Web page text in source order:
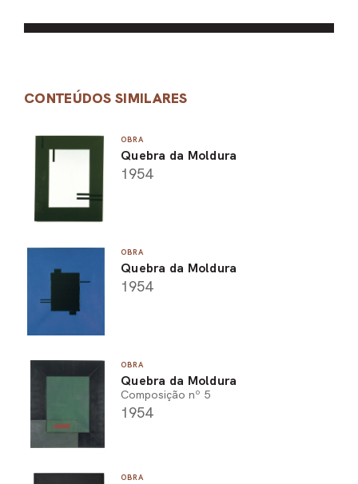
CONTEÚDOS SIMILARES
OBRA
Quebra da Moldura
1954
OBRA
Quebra da Moldura
1954
OBRA
Quebra da Moldura
Composição nº 5
1954
OBRA